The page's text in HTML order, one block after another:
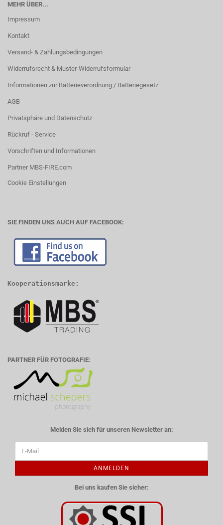
MEHR ÜBER...
Impressum
Kontakt
Versand- & Zahlungsbedingungen
Widerrufsrecht & Muster-Widerrufsformular
Informationen zur Batterieverordnung / Batteriegesetz
AGB
Privatsphäre und Datenschutz
Rückruf - Service
Vorschriften und Informationen
Partner MBS-FIRE.com
Cookie Einstellungen
SIE FINDEN UNS AUCH AUF FACEBOOK:
Kooperationsmarke:
PARTNER FÜR FOTOGRAFIE:
Melden Sie sich für unseren Newsletter an:
ANMELDEN
Bei uns kaufen Sie sicher: